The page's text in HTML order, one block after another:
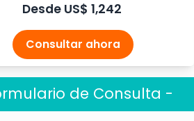
Desde US$ 1,242
Consultar ahora
de Consulta -